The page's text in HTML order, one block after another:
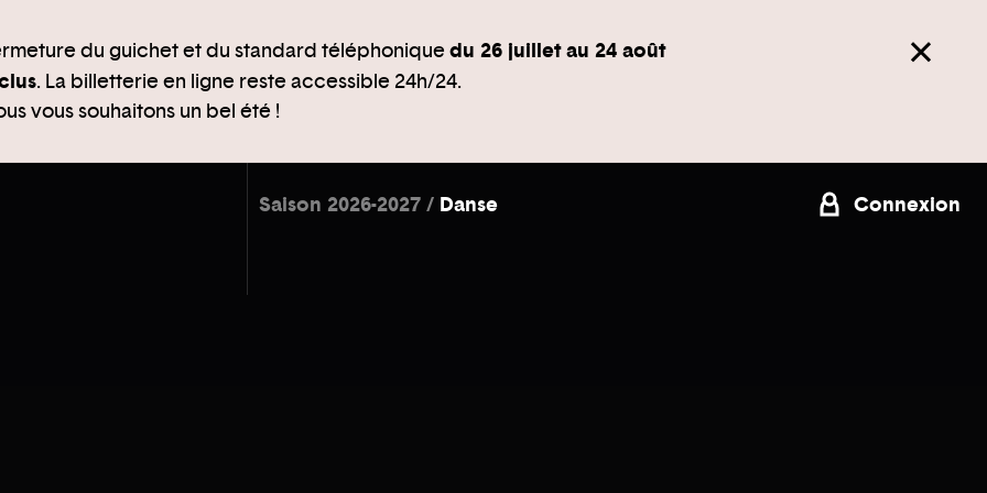
du guichet et du standard téléphoniquedu 26 juillet au 24 août
. La billetterie en ligne reste accessible 24h/24.
vous souhaitons un bel été !
Saison 2026-2027 Danse Connexion